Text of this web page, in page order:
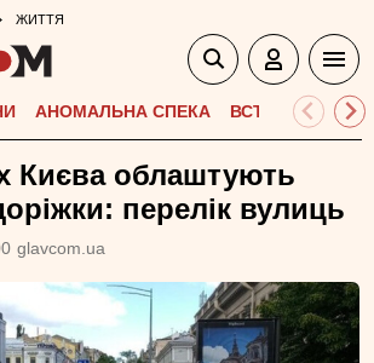
ЖИТТЯ
АНОМАЛЬНА СПЕКА ВСТУПНА
Києва облаштують
перелік вулиць
glavcom.ua